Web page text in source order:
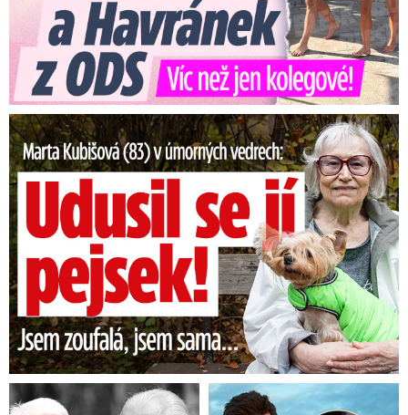
Marta Kubišová (83) v úmorných vedrech: Udusil se jí pejsek!